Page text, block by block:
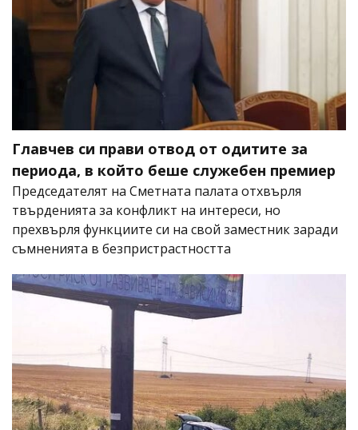
Главчев си прави отвод от одитите за
периода, в който беше служебен премиер
Председателят на Сметната палата отхвърля
твърденията за конфликт на интереси, но
прехвърля функциите си на свой заместник заради
съмненията в безпристрастността